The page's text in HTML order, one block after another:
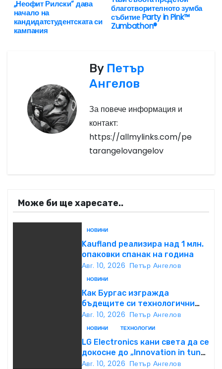
а
благотворителното зумба
събитие Party in Pink™
Zumbathon®
„Неофит Рилски“ дава
начало на
кандидатстудентската си
кампания
By Петър
Ангелов
За повече информация и
контакт:
https://allmylinks.com/pe
tarangelovangelov
Може би ще харесате..
НОВИНИ
Kaufland реализира над 1 млн.
опаковки спанак на година
Авг. 10, 2026 Петър Ангелов
НОВИНИ
Как Бургас изгражда
бъдещите си технологични
специалисти още в училище?
Авг. 10, 2026 Петър Ангелов
НОВИНИ ТЕХНОЛОГИИ
LG Electronics кани света да се
докосне до „Innovation in tune
with you“ на IFA 2026
Авг. 10, 2026 Петър Ангелов